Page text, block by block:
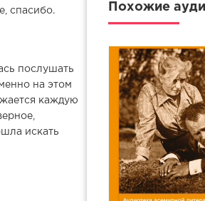
спасибо.
послушать
на этом
каждую
искать
Похожие